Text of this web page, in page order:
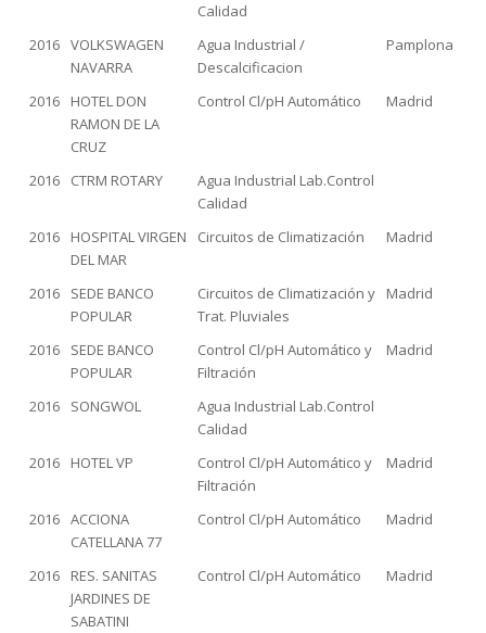
Calidad
2016 VOLKSWAGEN
NAVARRA
Agua Industrial /
Descalcificacion
Pamplona
2016
HOTEL DON
RAMON DE LA
CRUZ
Control Cl/pH Automático Madrid
2016 CTRM ROTARY
Agua Industrial Lab.Control
Calidad
2016
HOSPITAL VIRGEN
DEL MAR
Circuitos de Climatización Madrid
2016
SEDE BANCO
POPULAR
Circuitos de Climatización y
Trat. Pluviales
Madrid
2016
SEDE BANCO
POPULAR
Control Cl/pH Automático y
Filtración
Madrid
2016 SONGWOL
Agua Industrial Lab.Control
Calidad
2016
HOTEL VP
Control Cl/pH Automático y
Filtración
Madrid
2016 ACCIONA
CATELLANA 77
Control Cl/pH Automático Madrid
2016
RES. SANITAS
JARDINES DE
SABATINI
Control Cl/pH Automático Madrid